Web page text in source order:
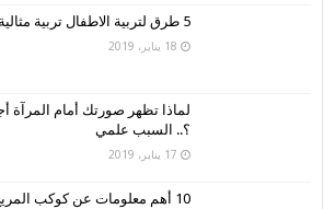
5 طرق لتربية الاطفال تربية مثالية !
18 يناير، 2019
لماذا تظهر صورتك أمام المرآة
؟.. السبب علمي
17 يناير، 2019
10 أهم معلومات عن كوكب المريخ